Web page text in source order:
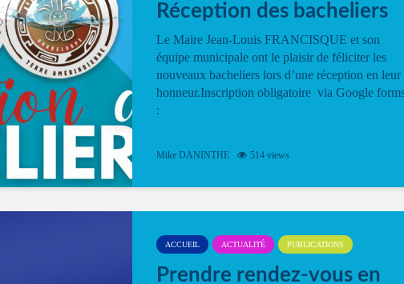
Réception des bacheliers
Le Maire Jean-Louis FRANCISQUE et son
équipe municipale ont le plaisir de féliciter les
nouveaux bacheliers lors d’une réception en leur
honneur.Inscription obligatoire via Google
:
Mike DANINTHE 514 views
ACCUEIL ACTUALITÉ PUBLICATIONS
Prendre rendez-vous en